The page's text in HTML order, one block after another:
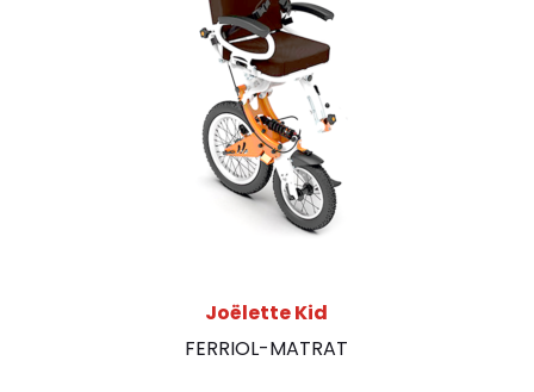
Joëlette Kid
FERRIOL-MATRAT